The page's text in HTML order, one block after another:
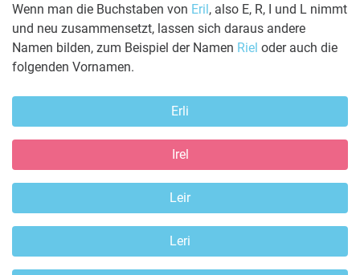
Wenn man die Buchstaben von Eril, also E, R, I und L nimmt
und neu zusammensetzt, lassen sich daraus andere
Namen bilden, zum Beispiel der Namen Riel oder auch die
folgenden Vornamen.
Erli
Irel
Leir
Leri